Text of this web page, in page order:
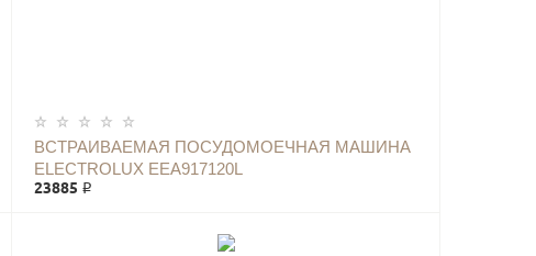
ВСТРАИВАЕМАЯ ПОСУДОМОЕЧНАЯ МАШИНА
ELECTROLUX EEA917120L
23885 ₽